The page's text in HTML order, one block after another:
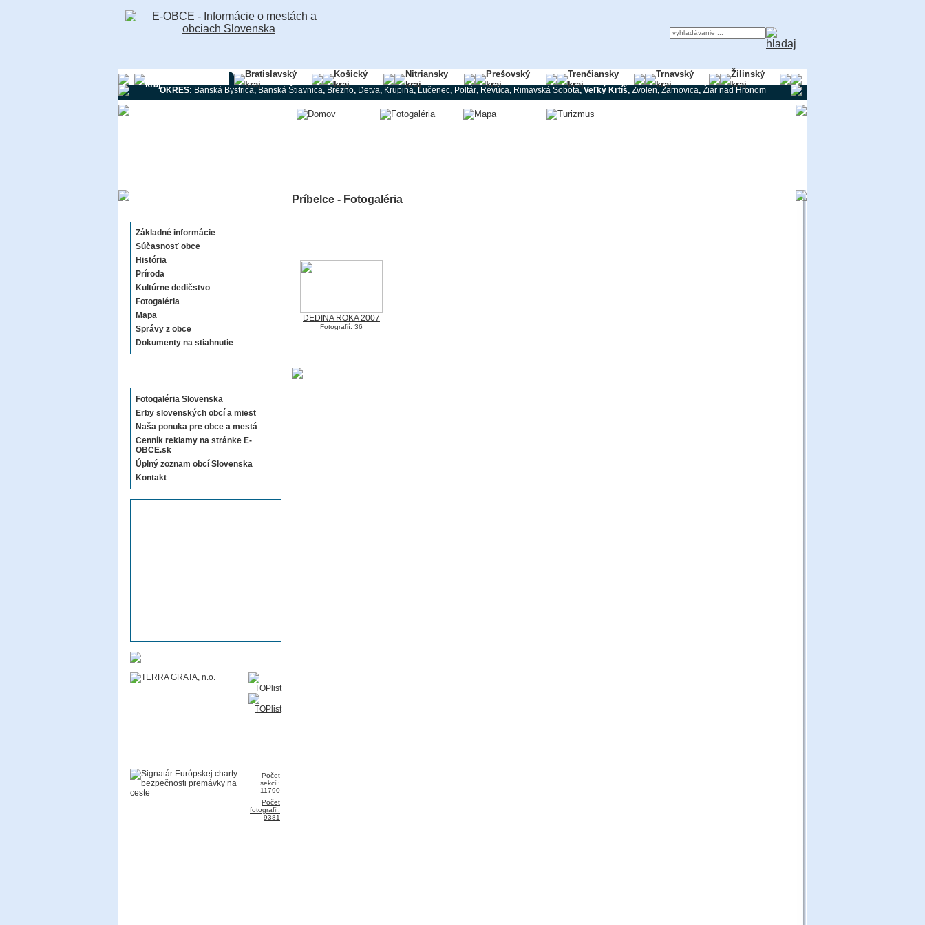
kraj
Bratislavský
kraj
Košický
kraj
Nitriansky
kraj
Prešovský
kraj
Trenčiansky
kraj
Trnavský
kraj
Žilinský
kraj
OKRES: Banská Bystrica,Banská Štiavnica, Brezno, Detva, Krupina,Lučenec, Poltár, Revúca, Rimavská Sobota,Veľký Krtíš, Zvolen,Žarnovica, Žiar nad Hronom
Základné informácie
Súčasnosť obce
História
Príroda
Kultúrne dedičstvo
Fotogaléria
Mapa
Správy z obce
Dokumenty na stiahnutie
Fotogaléria Slovenska
Erby slovenských obcí a miest
Naša ponuka pre obce a mestá
Cenník reklamy na stránke E-
OBCE.sk
Úplný zoznam obcí Slovenska
Kontakt
Počet
sekcií:
11790
Počet
fotografií:
9381
Príbelce - Fotogaléria
DEDINA ROKA 2007
Fotografií: 36